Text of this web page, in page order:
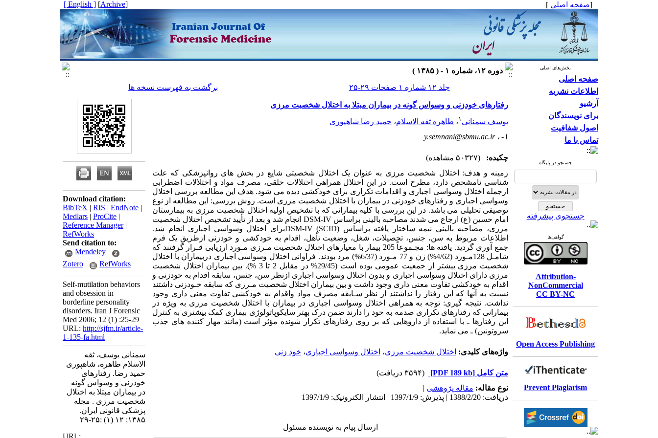
[صفحه اصلی ]
[
Archive
]
[ English ]
بخش‌های اصلی
صفحه اصلی
اطلاعات نشریه
آرشیو
برای نویسندگان
اصول شفافیت
تماس با ما
جستجو در پایگاه
جستجوی پیشرفته
گواهی‌ها
Attribution-
NonCommercial
CC BY-NC
Open Access Publishing
Prevent Plagiarism
دوره ۱۲، شماره ۱ - ( ۱۳۸۵ )
جلد ۱۲ شماره ۱ صفحات ۲۹-۲۵
برگشت به فهرست نسخه ها
رفتارهای خودزنی و وسواس گونه در بیماران مبتلا به اختلال شخصیت مرزی
یوسف سمنانی ۱ ، طاهره ثقه الاسلام، حمید رضا شاهپوری
۱- ،
y.semnani@sbmu.ac.ir
چکیده:
(۵۰۳۲۷ مشاهده)
زمینه و هدف: اختلال شخصیت مرزی به عنوان یک اختلال شخصیتی شایع در بخش های روانپزشکی که علت
شناسی نامشخص دارد، مطرح است. در این اختلال همراهی اختلالات خلقی، مصرف مواد و اختلالات اضطرابی
ازجمله اختلال وسواسی اجباری و اقدامات تکراری برای خودکشی دیده می شود. هدف این مطالعه بررسی اختلال
وسواسی اجباری و رفتارهای خودزنی در بیماران با اختلال شخصیت مرزی است. روش بررسی: این مطالعه از نوع
توصیفی تحلیلی می باشد. در این بررسی با کلیه بیمارانی که با تشخیص اولیه اختلال شخصیت مرزی به بیمارستان
امام حسین (ع) ارجاع می شدند مصاحبه بالینی براساس DSM-IV انجام شد و بعد از تأیید تشخیص اختلال شخصیت
مرزی، مصاحبه بالینی نیمه ساختار یافته براساس DSM-IV (SCID)برای اختلال وسواسی اجباری انجام شد.
اطلاعات مربوط به سن، جنس، تحصیلات، شغل، وضعیت تأهل، اقدام به خودکشی و خودزنی ازطریق یک فرم
جمع آوری گردید. یافته ها: مجـموعاً 205 بیمار با معیارهای اختلال شخصیت مـرزی مـورد ارزیابی قـرار گرفتند که
شامـل 128مـورد (4/62%) زن و 77 مـورد (6/37%) مرد بودند. فراوانی اختلال وسواسی اجباری دربیماران با اختلال
شخصیت مرزی بیشتر از جمعیت عمومی بوده است (29/45% در مقابل 2 تا 3 %). بین بیماران اختلال شخصیت
مرزی دارای اختلال وسواسی اجباری و بدون اختلال وسواسی اجباری ازنظر سن، جنس، سابقه اقدام به خودزنی و
اقدام به خودکشی تفاوت معنی داری وجود داشت و بین بیماران اختلال شخصیت مـرزی که سابقه خـودزنی داشتند
نسبت به آنها که این رفتار را نداشتند از نظر سـابقه مصرف مواد واقدام به خودکشی تفاوت معنی داری وجود
نداشت. نتیجه گیری: توجه به همراهی اختلال وسواسی اجباری در بیماران با اختلال شخصیت مرزی به ویژه در
بیمارانی که رفتارهای تکراری صدمه به خود را دارند ضمن درک بهتر سایکوپاتولوژی بیماری کمک بیشتری به کنترل
این رفتارها ـ با استفاده از داروهایی که بر روی رفتارهای تکرار شونده مؤثر است (مانند مهار کننده های جذب
سروتونین) ـ می نماید.
واژه‌های کلیدی: اختلال شخصیت مرزی، اختلال وسواسی اجباری، خود زنی
متن کامل [PDF 189 kb]
(۳۵۹۴ دریافت)
نوع مقاله: مقاله پژوهشی |
دریافت: 1388/2/20 | پذیرش: 1397/1/9 | انتشار الکترونیک: 1397/1/9
ارسال پیام به نویسنده مسئول
Download citation:
BibTeX | RIS | EndNote |
Medlars | ProCite |
Reference Manager|
RefWorks
Send citation to:
Mendeley
Zotero
RefWorks
Self-mutilation behaviors
and obsession in
borderline personality
disorders. Iran J Forensic
Med 2006; 12 (1) :25-29
URL: http://sjfm.ir/article-
1-135-fa.html
سمنانی یوسف، ثقه
الاسلام طاهره، شاهپوری
حمید رضا. رفتارهای
خودزنی و وسواس گونه
در بیماران مبتلا به اختلال
شخصیت مرزی . مجله
پزشکی قانونی ایران.
۱۳۸۵; ۱۲ (۱) :۲۵-۲۹
URL: